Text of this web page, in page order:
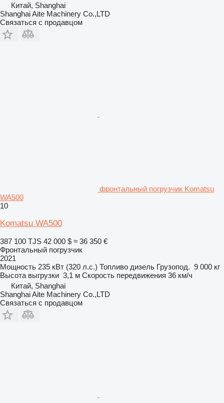
Китай, Shanghai
Shanghai Aite Machinery Co.,LTD
Связаться с продавцом
фронтальный погрузчик Komatsu
WA500
10
Komatsu WA500
387 100 TJS 42 000 $ ≈ 36 350 €
Фронтальный погрузчик
2021
Мощность 235 кВт (320 л.с.) Топливо дизель Грузопод. 9 000 кг
Высота выгрузки 3,1 м Скорость передвижения 36 км/ч
Китай, Shanghai
Shanghai Aite Machinery Co.,LTD
Связаться с продавцом